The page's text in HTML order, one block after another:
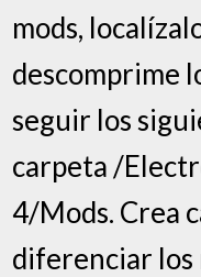
mods,
descomprime
seguir los
carpeta /
4/Mods. Crea
diferenciar los